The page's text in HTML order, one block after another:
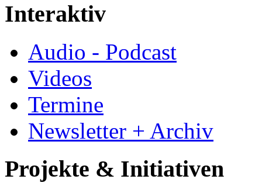
Interaktiv
Audio - Podcast
Videos
Termine
Newsletter + Archiv
Projekte & Initiativen